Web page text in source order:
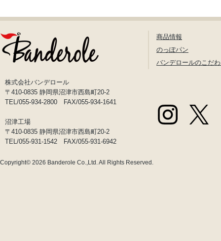
株式会社バンデロール
〒410-0835 静岡県沼津市西島町20-2
TEL/055-934-2800 FAX/055-934-1641
沼津工場
〒410-0835 静岡県沼津市西島町20-2
TEL/055-931-1542 FAX/055-931-6942
商品情報
のっぽパン
バンデロールのこだ
Copyright© 2026 Banderole Co.,Ltd.All Rights Reserved.